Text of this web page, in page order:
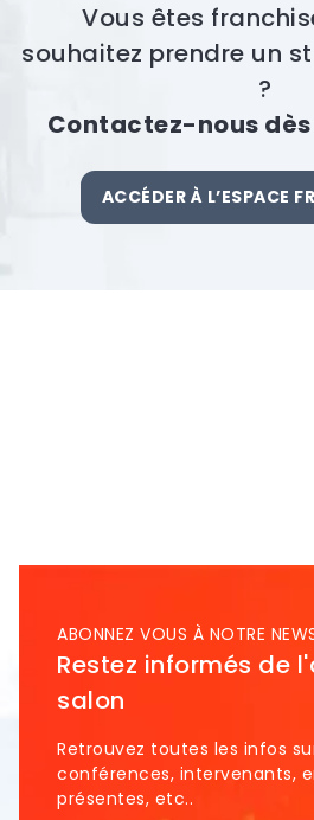
Vous êtes
souhaitez prendre un
?
Contactez-nous
ACCÉDER À L’ESPACE
ABONNEZ VOUS À NOTRE
Restez informés de
salon
Retrouvez toutes les infos
conférences, intervenants,
présentes, etc..